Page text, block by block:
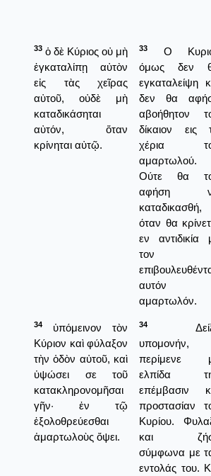
33 ὁ δὲ Κύριος οὐ μὴ
ἐγκαταλίπῃ αὐτὸν
εἰς τὰς χεῖρας
αὐτοῦ, οὐδὲ μὴ
καταδικάσηται
αὐτόν, ὅταν
κρίνηται αὐτῷ.
33
Ο
όμως δεν
εγκαταλείψη
δεν θα
αβοήθητον
δίκαιον εις
χέρια
αμαρτωλού.
Ούτε θα
αφήση
καταδικασθή,
όταν θα
εν αντιδικία
τον
αυτόν
αμαρτωλόν.
34
ὑπόμεινον τὸν
Κύριον καὶ φύλαξον
τὴν ὁδὸν αὐτοῦ, καὶ
ὑψώσει σε τοῦ
κατακληρονομῆσαι
γῆν· ἐν τῷ
ἐξολοθρεύεσθαι
ἁμαρτωλοὺς ὄψει.
34
υπομονήν,
περίμενε
ελπίδα
επέμβασιν
προστασίαν
Κυρίου.
και
σύμφωνα με
εντολάς του.